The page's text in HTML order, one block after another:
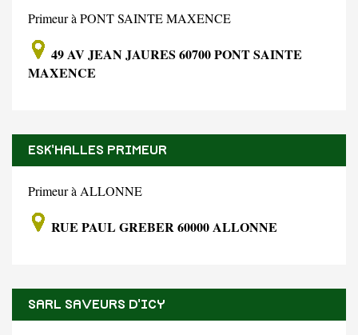
Primeur à PONT SAINTE MAXENCE
49 AV JEAN JAURES 60700 PONT SAINTE
MAXENCE
ESK'HALLES PRIMEUR
Primeur à ALLONNE
RUE PAUL GREBER 60000 ALLONNE
SARL SAVEURS D'ICY